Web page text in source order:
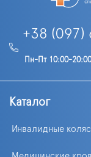
+38
Пн-Пт 10:00-
Каталог
Инвалидные